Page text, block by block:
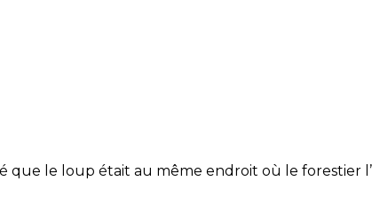
que le loup était au même endroit où le forestier